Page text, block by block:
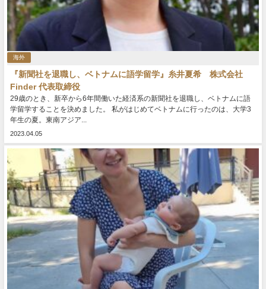
海外
『新聞社を退職し、ベトナムに語学留学』糸井夏希 株式会社
Finder 代表取締役
29歳のとき、新卒から6年間働いた経済系の新聞社を退職し、ベトナムに語
学留学することを決めました。 私がはじめてベトナムに行ったのは、大学3
年生の夏。東南アジア...
2023.04.05